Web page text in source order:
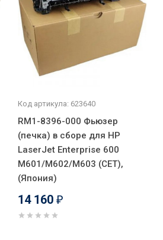
Код артикула: 623640
RM1-8396-000 Фьюзер
(печка) в сборе для HP
LaserJet Enterprise 600
M601/M602/M603 (CET),
(Япония)
14 160 ₽